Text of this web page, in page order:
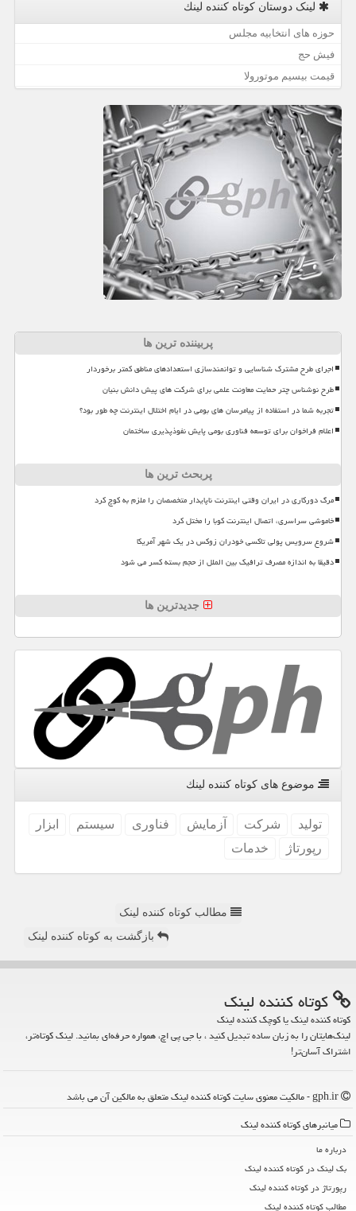
لینک دوستان كوتاه كننده لینك
حوزه های انتخابیه مجلس
فیش حج
قیمت بیسیم موتورولا
پربیننده ترین ها
اجرای طرح مشترک شناسایی و توانمندسازی استعدادهای مناطق کمتر برخوردار
طرح نوشناس چتر حمایت معاونت علمی برای شرکت های پیش دانش بنیان
تجربه شما در استفاده از پیامرسان های بومی در ایام اختلال اینترنت چه طور بود؟
اعلام فراخوان برای توسعه فناوری بومی پایش نفوذپذیری ساختمان
پربحث ترین ها
مرگ دورکاری در ایران وقتی اینترنت ناپایدار متخصصان را ملزم به کوچ کرد
خاموشی سراسری، اتصال اینترنت کوبا را مختل کرد
شروع سرویس پولی تاکسی خودران زوکس در یک شهر آمریکا
دقیقا به اندازه مصرف ترافیک بین الملل از حجم بسته کسر می شود
جدیدترین ها
موضوع های كوتاه كننده لینك
تولید شركت آزمایش فناوری سیستم
ابزار
رپورتاژ
خدمات
مطالب کوتاه کننده لینک
بازگشت به کوتاه کننده لینک
كوتاه كننده لینك
کوتاه کننده لینک یا کوچک کننده لینک
لینک‌هایتان را به زبان ساده تبدیل کنید ، با جی پی اچ، همواره حرفه‌ای بمانید. لینک کوتاه‌تر،
اشتراک آسان‌تر!
میانبرهای كوتاه كننده لینك
درباره ما
بک لینک در كوتاه كننده لینك
رپورتاژ در كوتاه كننده لینك
مطالب كوتاه كننده لینك